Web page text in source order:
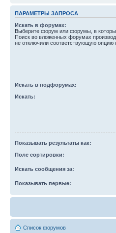
ПАРАМЕТРЫ ЗАПРОСА
Искать в форумах:
Выберите форум или форумы, в
Поиск во вложенных форумах
не отключили соответствующую опцию
Искать в подфорумах:
Искать:
Показывать результаты как:
Поле сортировки:
Искать сообщения за:
Показывать первые:
Список форумов